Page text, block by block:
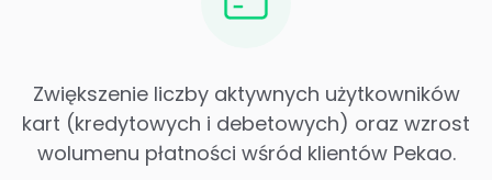
Zwiększenie liczby aktywnych użytkowników
kart (kredytowych i debetowych) oraz wzrost
wolumenu płatności wśród klientów Pekao.